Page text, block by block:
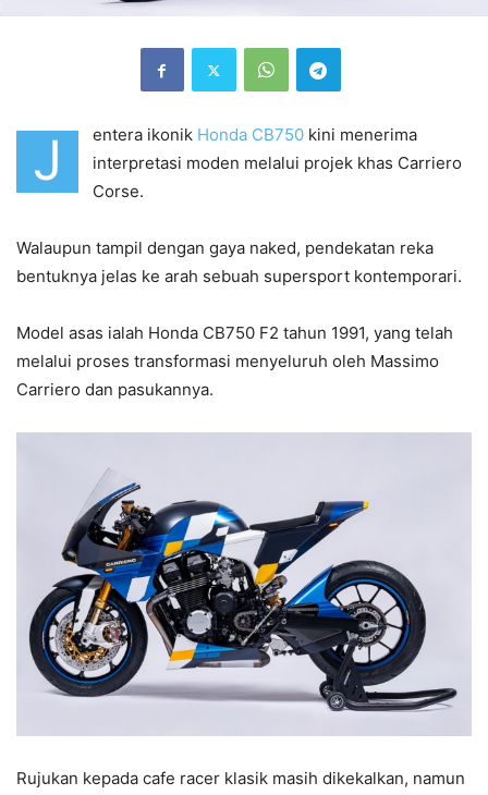
J entera ikonik Honda CB750 kini menerima
interpretasi moden melalui projek khas Carriero
Corse.
Walaupun tampil dengan gaya naked, pendekatan reka
bentuknya jelas ke arah sebuah supersport kontemporari.
Model asas ialah Honda CB750 F2 tahun 1991, yang telah
melalui proses transformasi menyeluruh oleh Massimo
Carriero dan pasukannya.
Rujukan kepada cafe racer klasik masih dikekalkan, namun